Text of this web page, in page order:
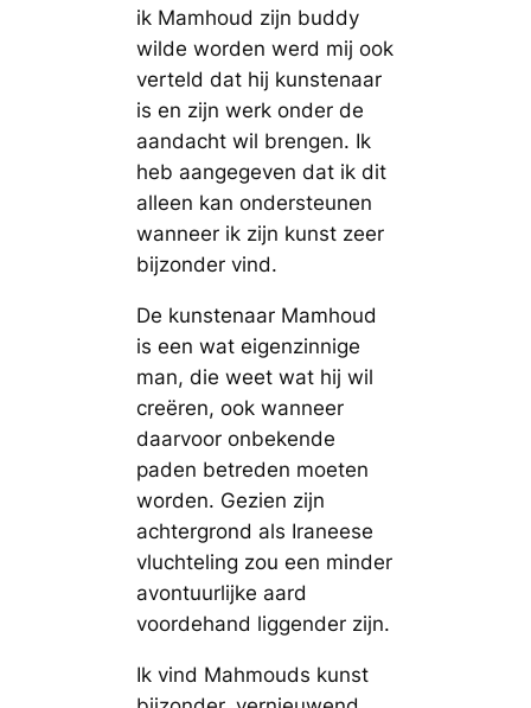
ik Mamhoud zijn buddy
wilde worden werd mij ook
verteld dat hij kunstenaar
is en zijn werk onder de
aandacht wil brengen. Ik
heb aangegeven dat ik dit
alleen kan ondersteunen
wanneer ik zijn kunst zeer
bijzonder vind.
De kunstenaar Mamhoud
is een wat eigenzinnige
man, die weet wat hij wil
creëren, ook wanneer
daarvoor onbekende
paden betreden moeten
worden. Gezien zijn
achtergrond als Iraneese
vluchteling zou een minder
avontuurlijke aard
voordehand liggender zijn.
Ik vind Mahmouds kunst